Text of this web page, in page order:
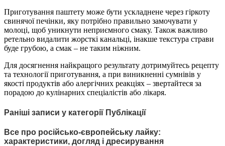
Приготування паштету може бути ускладнене через гіркоту
свинячої печінки, яку потрібно правильно замочувати у
молоці, щоб уникнути неприємного смаку. Також важливо
ретельно видалити жорсткі канальці, інакше текстура страви
буде грубою, а смак – не таким ніжним.
Для досягнення найкращого результату дотримуйтесь рецепту
та технології приготування, а при виникненні сумнівів у
якості продуктів або алергічних реакціях – звертайтеся за
порадою до кулінарних спеціалістів або лікаря.
Раніші записи у категорії Публікації
Все про російсько-європейську лайку:
характеристики, догляд і дресирування